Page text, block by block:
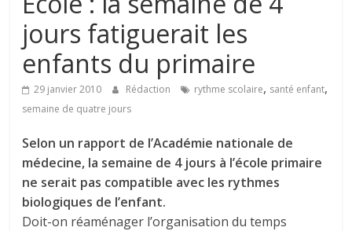
toute
famille
jours fatiguerait les
enfants du primaire
29 janvier 2010 Rédaction rythme scolaire, santé enfant,
semaine de quatre jours
Selon un rapport de l’Académie nationale de
médecine, la semaine de 4 jours à l’école primaire
ne serait pas compatible avec les rythmes
biologiques de l’enfant.
Doit-on réaménager l’organisation du temps